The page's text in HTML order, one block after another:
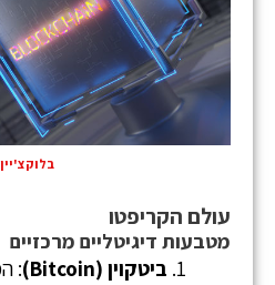
בלוקצ'יין
עולם הקריפטו
מטבעות דיגיטליים מרכזיים
ביטקוין (Bitcoin)
: